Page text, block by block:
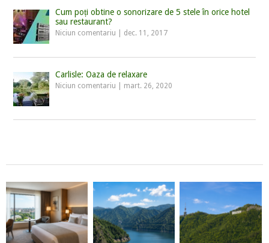
Cum poți obtine o sonorizare de 5 stele în orice hotel
sau restaurant?
Niciun comentariu dec. 11, 2017
Carlisle: Oaza de relaxare
Niciun comentariu mart. 26, 2020